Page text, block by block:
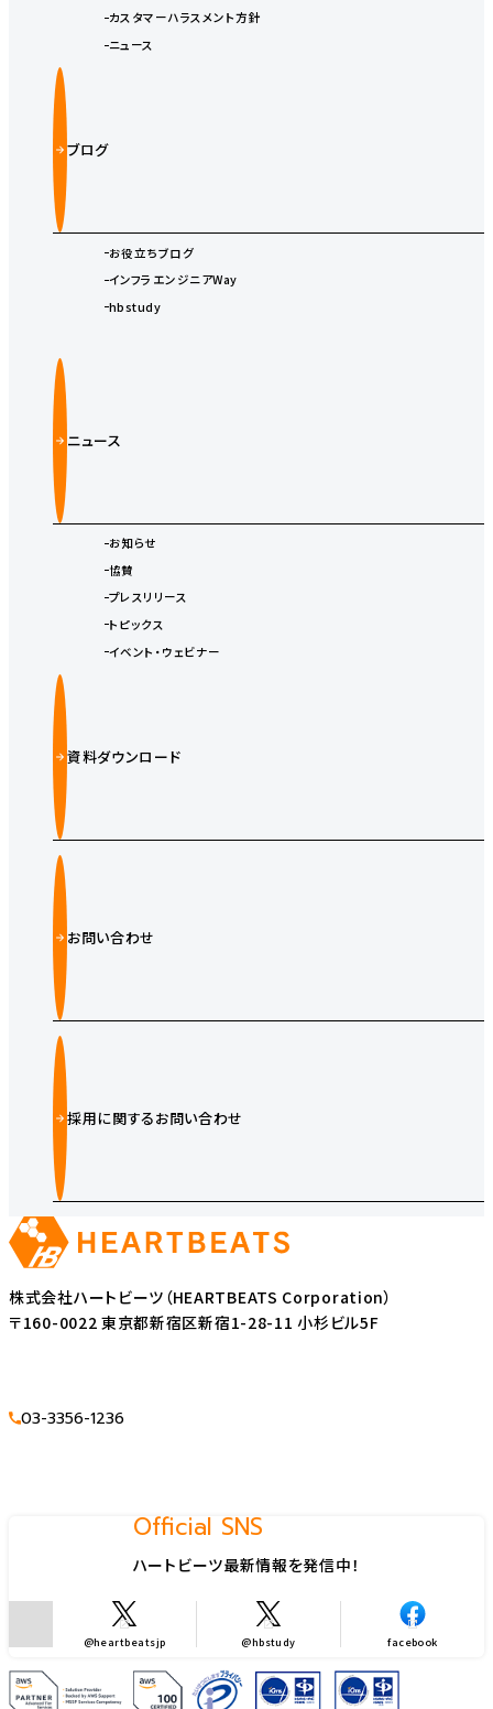
カスタマーハラスメント方針
ニュース
ブログ
お役立ちブログ
インフラエンジニアWay
hbstudy
ニュース
お知らせ
協賛
プレスリリース
トピックス
イベント・ウェビナー
資料ダウンロード
お問い合わせ
採用に関するお問い合わせ
株式会社ハートビーツ（HEARTBEATS Corporation）
〒160-0022 東京都新宿区新宿1-28-11 小杉ビル5F
03-3356-1236
Official SNS
ハートビーツ最新情報を発信中！
@heartbeatsjp @hbstudy facebook